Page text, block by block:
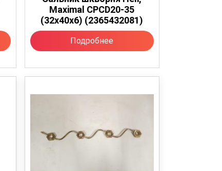
Maximal CPCD20-35
(32х40х6) (2365432081)
Подробнее